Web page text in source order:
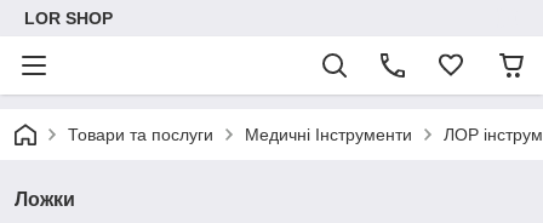
LOR SHOP
Товари та послуги Медичні Інструменти ЛОР
Ложки